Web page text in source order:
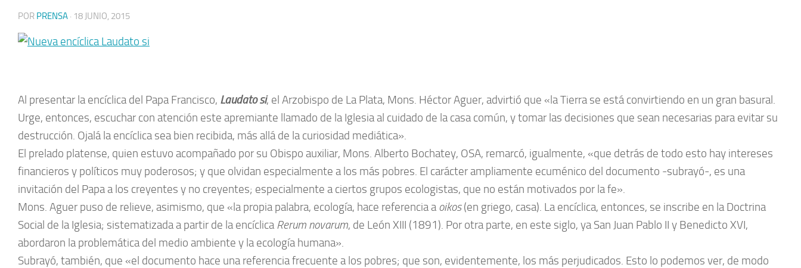
POR PRENSA · 18 JUNIO, 2015
Al presentar la encíclica del Papa Francisco, Laudato si, el Arzobispo de La Plata, Mons. Héctor Aguer, advirtió que «la Tierra se está convirtiendo en un gran basural.
Urge, entonces, escuchar con atención este apremiante llamado de la Iglesia al cuidado de la casa común, y tomar las decisiones que sean necesarias para evitar su
destrucción. Ojalá la encíclica sea bien recibida, más allá de la curiosidad mediática».
El prelado platense, quien estuvo acompañado por su Obispo auxiliar, Mons. Alberto Bochatey, OSA, remarcó, igualmente, «que detrás de todo esto hay intereses
financieros y políticos muy poderosos; y que olvidan especialmente a los más pobres. El carácter ampliamente ecuménico del documento -subrayó-, es una
invitación del Papa a los creyentes y no creyentes; especialmente a ciertos grupos ecologistas, que no están motivados por la fe».
Mons. Aguer puso de relieve, asimismo, que «la propia palabra, ecología, hace referencia aoikos(en griego, casa). La encíclica, entonces, se inscribe en la Doctrina
Social de la Iglesia; sistematizada a partir de la encíclicaRerum novarum, de León XIII (1891). Por otra parte, en este siglo, ya San Juan Pablo II y Benedicto XVI,
abordaron la problemática del medio ambiente y la ecología humana».
Subrayó, también, que «el documento hace una referencia frecuente a los pobres; que son, evidentemente, los más perjudicados. Esto lo podemos ver, de modo